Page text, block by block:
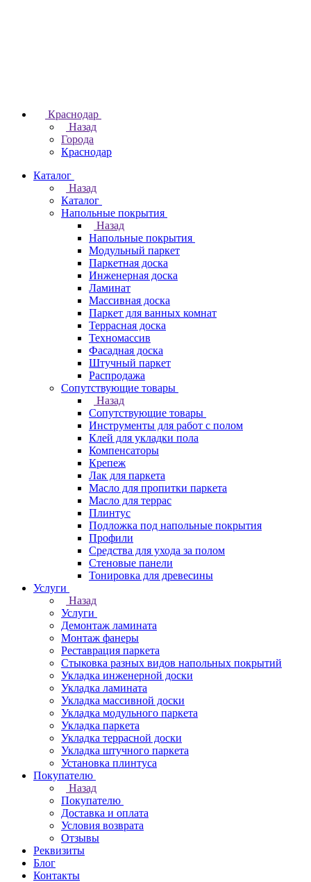
Краснодар
Назад
Города
Краснодар
Каталог
Назад
Каталог
Напольные покрытия
Назад
Напольные покрытия
Модульный паркет
Паркетная доска
Инженерная доска
Ламинат
Массивная доска
Паркет для ванных комнат
Террасная доска
Техномассив
Фасадная доска
Штучный паркет
Распродажа
Сопутствующие товары
Назад
Сопутствующие товары
Инструменты для работ с полом
Клей для укладки пола
Компенсаторы
Крепеж
Лак для паркета
Масло для пропитки паркета
Масло для террас
Плинтус
Подложка под напольные покрытия
Профили
Средства для ухода за полом
Стеновые панели
Тонировка для древесины
Услуги
Назад
Услуги
Демонтаж ламината
Монтаж фанеры
Реставрация паркета
Стыковка разных видов напольных покрытий
Укладка инженерной доски
Укладка ламината
Укладка массивной доски
Укладка модульного паркета
Укладка паркета
Укладка террасной доски
Укладка штучного паркета
Установка плинтуса
Покупателю
Назад
Покупателю
Доставка и оплата
Условия возврата
Отзывы
Реквизиты
Блог
Контакты